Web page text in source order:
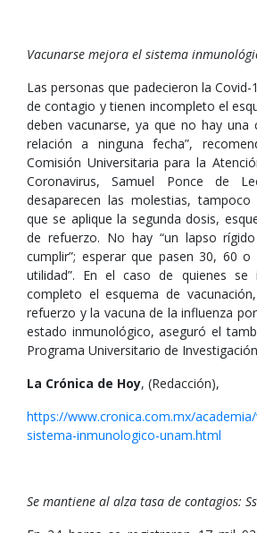
Vacunarse mejora el sistema
Las personas que padecieron la
de contagio y tienen incompleto el
deben vacunarse, ya que no hay una
relación a ninguna fecha”,
Comisión Universitaria para la
Coronavirus, Samuel Ponce de
desaparecen las molestias,
que se aplique la segunda dosis,
de refuerzo. No hay “un lapso
cumplir”; esperar que pasen 30, 60
utilidad”. En el caso de quienes se
completo el esquema de
refuerzo y la vacuna de la influenza
estado inmunológico, aseguró el
Programa Universitario de
La Crónica de Hoy, (Redacción),
https://www.cronica.com.mx/
sistema-inmunologico-unam.html
Se mantiene al alza tasa de contagios: